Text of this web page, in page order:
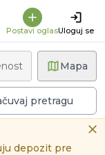
Postavi oglasUloguj se
Mapa
pretragu
depozit pre